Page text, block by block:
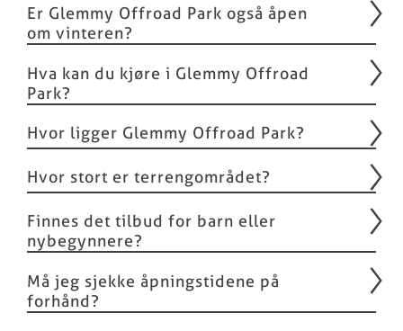
Er Glemmy Offroad Park også åpen
om vinteren?
Hva kan du kjøre i Glemmy Offroad
Park?
Hvor ligger Glemmy Offroad Park?
Hvor stort er terrengområdet?
Finnes det tilbud for barn eller
nybegynnere?
Må jeg sjekke åpningstidene på
forhånd?